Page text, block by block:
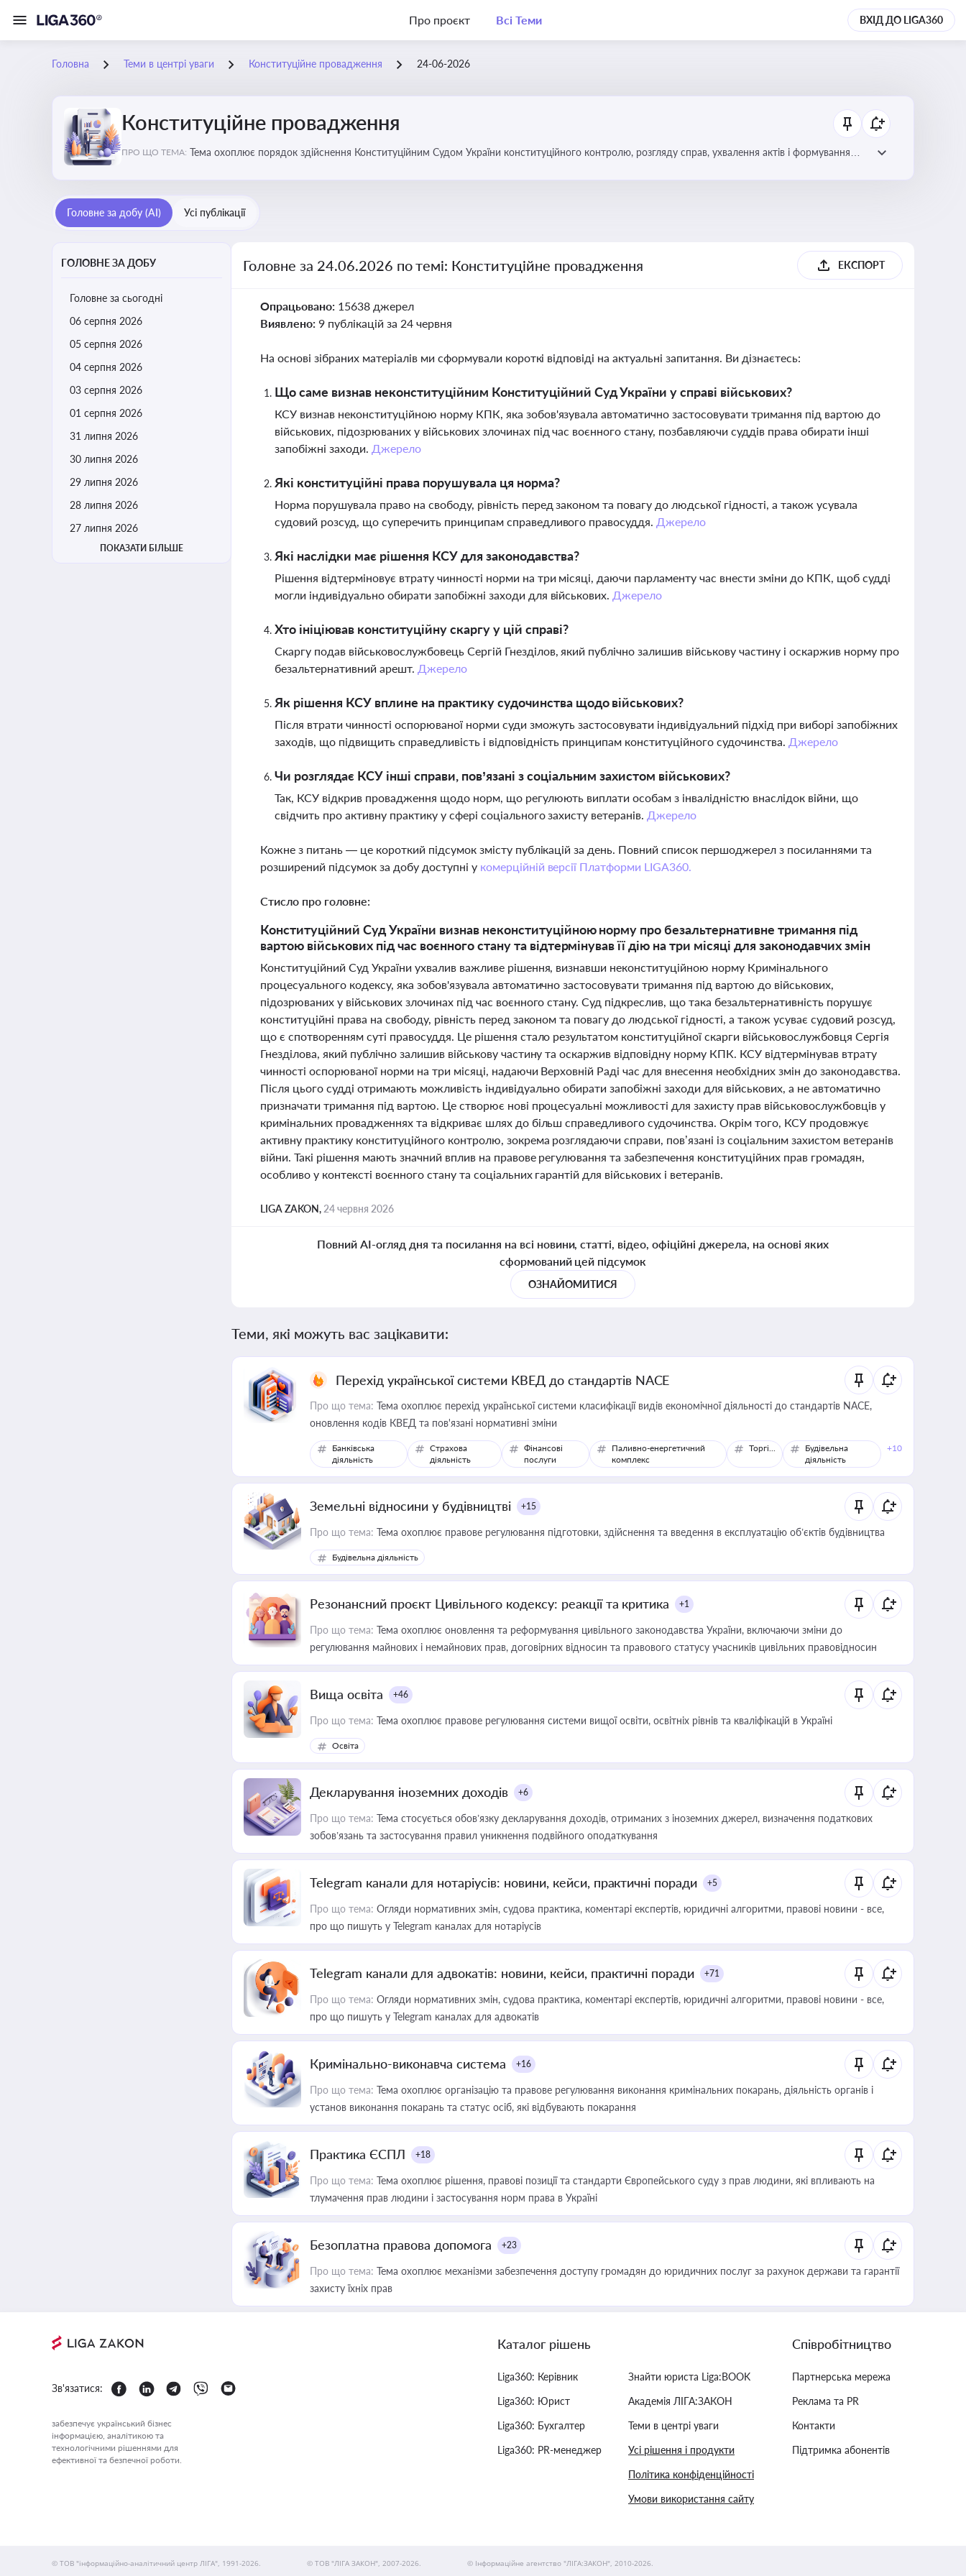
Про проєкт Всі Теми ВХІД ДО LIGA360
Головна Теми в центрі уваги Конституційне провадження 24-06-2026
Конституційне провадження
ПРО ЩО ТЕМА: Тема охоплює порядок здійснення Конституційним Судом України конституційного контролю, розгляду справ, ухвалення актів і формування
Головне за добу (AI) Усі публікації
ГОЛОВНЕ ЗА ДОБУ
Головне за сьогодні
06 серпня 2026
05 серпня 2026
04 серпня 2026
03 серпня 2026
01 серпня 2026
31 липня 2026
30 липня 2026
29 липня 2026
28 липня 2026
27 липня 2026
ПОКАЗАТИ БІЛЬШЕ
Головне за 24.06.2026 по темі: Конституційне провадження ЕКСПОРТ
Опрацьовано: 15638 джерел
Виявлено: 9 публікацій за 24 червня
На основі зібраних матеріалів ми сформували короткі відповіді на актуальні запитання. Ви дізнаєтесь:
Що саме визнав неконституційним Конституційний Суд України у справі військових?
КСУ визнав неконституційною норму КПК, яка зобов'язувала автоматично застосовувати тримання під вартою до
військових, підозрюваних у військових злочинах під час воєнного стану, позбавляючи суддів права обирати інші
запобіжні заходи. Джерело
Які конституційні права порушувала ця норма?
Норма порушувала право на свободу, рівність перед законом та повагу до людської гідності, а також усувала
судовий розсуд, що суперечить принципам справедливого правосуддя. Джерело
Які наслідки має рішення КСУ для законодавства?
Рішення відтерміновує втрату чинності норми на три місяці, даючи парламенту час внести зміни до КПК, щоб судді
могли індивідуально обирати запобіжні заходи для військових. Джерело
Хто ініціював конституційну скаргу у цій справі?
Скаргу подав військовослужбовець Сергій Гнезділов, який публічно залишив військову частину і оскаржив норму про
безальтернативний арешт. Джерело
Як рішення КСУ вплине на практику судочинства щодо військових?
Після втрати чинності оспорюваної норми суди зможуть застосовувати індивідуальний підхід при виборі запобіжних
заходів, що підвищить справедливість і відповідність принципам конституційного судочинства. Джерело
Чи розглядає КСУ інші справи, пов’язані з соціальним захистом військових?
Так, КСУ відкрив провадження щодо норм, що регулюють виплати особам з інвалідністю внаслідок війни, що
свідчить про активну практику у сфері соціального захисту ветеранів. Джерело
Кожне з питань — це короткий підсумок змісту публікацій за день. Повний список першоджерел з посиланнями та
розширений підсумок за добу доступні у комерційній версії Платформи LIGA360.
Стисло про головне:
Конституційний Суд України визнав неконституційною норму про безальтернативне тримання під
вартою військових під час воєнного стану та відтермінував її дію на три місяці для законодавчих змін
Конституційний Суд України ухвалив важливе рішення, визнавши неконституційною норму Кримінального
процесуального кодексу, яка зобов'язувала автоматично застосовувати тримання під вартою до військових,
підозрюваних у військових злочинах під час воєнного стану. Суд підкреслив, що така безальтернативність порушує
конституційні права на свободу, рівність перед законом та повагу до людської гідності, а також усуває судовий розсуд,
що є спотворенням суті правосуддя. Це рішення стало результатом конституційної скарги військовослужбовця Сергія
Гнезділова, який публічно залишив військову частину та оскаржив відповідну норму КПК. КСУ відтермінував втрату
чинності оспорюваної норми на три місяці, надаючи Верховній Раді час для внесення необхідних змін до законодавства.
Після цього судді отримають можливість індивідуально обирати запобіжні заходи для військових, а не автоматично
призначати тримання під вартою. Це створює нові процесуальні можливості для захисту прав військовослужбовців у
кримінальних провадженнях та відкриває шлях до більш справедливого судочинства. Окрім того, КСУ продовжує
активну практику конституційного контролю, зокрема розглядаючи справи, пов’язані із соціальним захистом ветеранів
війни. Такі рішення мають значний вплив на правове регулювання та забезпечення конституційних прав громадян,
особливо у контексті воєнного стану та соціальних гарантій для військових і ветеранів.
LIGA ZAKON, 24 червня 2026
Повний AI-огляд дня та посилання на всі новини, статті, відео, офіційні джерела, на основі яких
сформований цей підсумок
ОЗНАЙОМИТИСЯ
Теми, які можуть вас зацікавити:
Перехід української системи КВЕД до стандартів NACE
Про що тема: Тема охоплює перехід української системи класифікації видів економічної діяльності до стандартів NACE,
оновлення кодів КВЕД та пов'язані нормативні зміни
Банківська
діяльність
Страхова
діяльність
Фінансові
послуги
Паливно-енергетичний
комплекс
Торгівля
Будівельна
діяльність
+10
Земельні відносини у будівництві +15
Про що тема: Тема охоплює правове регулювання підготовки, здійснення та введення в експлуатацію об’єктів будівництва
Будівельна діяльність
Резонансний проєкт Цивільного кодексу: реакції та критика +1
Про що тема: Тема охоплює оновлення та реформування цивільного законодавства України, включаючи зміни до
регулювання майнових і немайнових прав, договірних відносин та правового статусу учасників цивільних правовідносин
Вища освіта +46
Про що тема: Тема охоплює правове регулювання системи вищої освіти, освітніх рівнів та кваліфікацій в Україні
Освіта
Декларування іноземних доходів +6
Про що тема: Тема стосується обов’язку декларування доходів, отриманих з іноземних джерел, визначення податкових
зобов’язань та застосування правил уникнення подвійного оподаткування
Telegram канали для нотаріусів: новини, кейси, практичні поради +5
Про що тема: Огляди нормативних змін, судова практика, коментарі експертів, юридичні алгоритми, правові новини - все,
про що пишуть у Telegram каналах для нотаріусів
Telegram канали для адвокатів: новини, кейси, практичні поради +71
Про що тема: Огляди нормативних змін, судова практика, коментарі експертів, юридичні алгоритми, правові новини - все,
про що пишуть у Telegram каналах для адвокатів
Кримінально-виконавча система +16
Про що тема: Тема охоплює організацію та правове регулювання виконання кримінальних покарань, діяльність органів і
установ виконання покарань та статус осіб, які відбувають покарання
Практика ЄСПЛ +18
Про що тема: Тема охоплює рішення, правові позиції та стандарти Європейського суду з прав людини, які впливають на
тлумачення прав людини і застосування норм права в Україні
Безоплатна правова допомога +23
Про що тема: Тема охоплює механізми забезпечення доступу громадян до юридичних послуг за рахунок держави та гарантії
захисту їхніх прав
Зв'язатися:
забезпечує український бізнес
інформацією, аналітикою та
технологічними рішеннями для
ефективної та безпечної роботи.
Каталог рішень
Liga360: Керівник
Liga360: Юрист
Liga360: Бухгалтер
Liga360: PR-менеджер
Знайти юриста Liga:BOOK
Академія ЛІГА:ЗАКОН
Теми в центрі уваги
Усі рішення і продукти
Політика конфіденційності
Умови використання сайту
Співробітництво
Партнерська мережа
Реклама та PR
Контакти
Підтримка абонентів
© ТОВ "інформаційно-аналітичний центр ЛІГА", 1991-2026. © ТОВ "ЛІГА ЗАКОН", 2007-2026. © Інформаційне агентство "ЛІГА:ЗАКОН", 2010-2026.